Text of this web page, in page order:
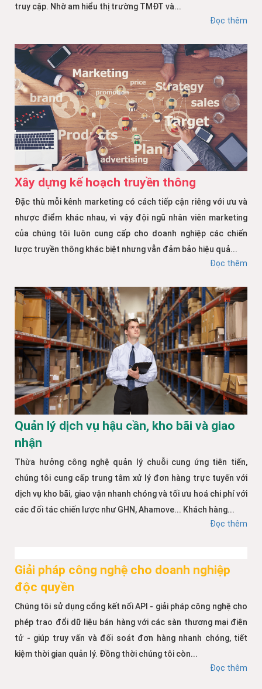
truy cập. Nhờ am hiểu thị trường TMĐT và...
Đọc thêm
Xây dựng kế hoạch truyền thông
Đặc thù mỗi kênh marketing có cách tiếp cận riêng với ưu và
nhược điểm khác nhau, vì vậy đội ngũ nhân viên marketing
của chúng tôi luôn cung cấp cho doanh nghiệp các chiến
lược truyền thông khác biệt nhưng vẫn đảm bảo hiệu quả...
Đọc thêm
Quản lý dịch vụ hậu cần, kho bãi và giao
nhận
Thừa hưởng công nghệ quản lý chuỗi cung ứng tiên tiến,
chúng tôi cung cấp trung tâm xử lý đơn hàng trực tuyến với
dịch vụ kho bãi, giao vận nhanh chóng và tối ưu hoá chi phí với
các đối tác chiến lược như GHN, Ahamove... Khách hàng...
Đọc thêm
Giải pháp công nghệ cho doanh nghiệp
độc quyền
Chúng tôi sử dụng cổng kết nối API - giải pháp công nghệ cho
phép trao đổi dữ liệu bán hàng với các sàn thương mại điện
tử - giúp truy vấn và đối soát đơn hàng nhanh chóng, tiết
kiệm thời gian quản lý. Đồng thời chúng tôi còn...
Đọc thêm